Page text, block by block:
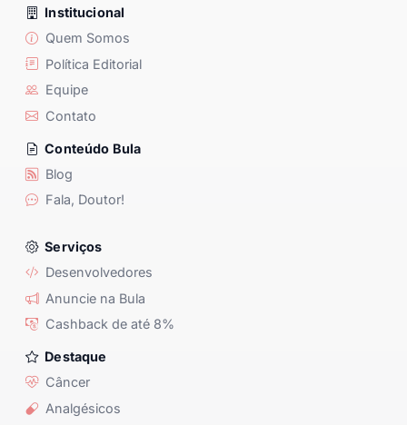
Institucional
Quem Somos
Política Editorial
Equipe
Contato
Conteúdo Bula
Blog
Fala, Doutor!
Serviços
Desenvolvedores
Anuncie na Bula
Cashback de até 8%
Destaque
Câncer
Analgésicos